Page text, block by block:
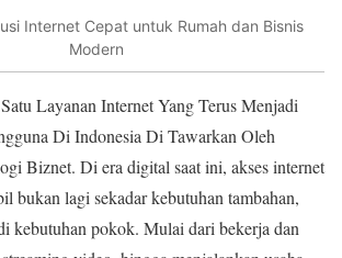
Internet Cepat untuk Rumah dan Bisnis
Modern
Layanan Internet Yang Terus Menjadi
Di Indonesia Di Tawarkan Oleh
Biznet. Di era digital saat ini, akses internet
bukan lagi sekadar kebutuhan tambahan,
kebutuhan pokok. Mulai dari bekerja dan